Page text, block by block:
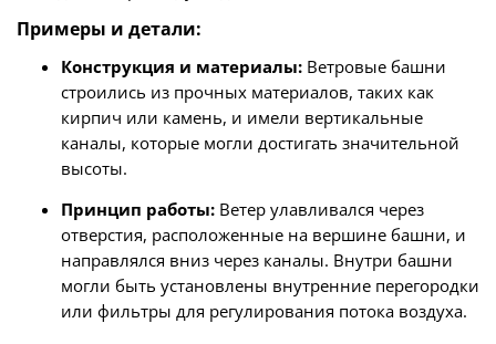
Примеры и детали:
Конструкция и материалы: Ветровые башни
строились из прочных материалов, таких как
кирпич или камень, и имели вертикальные
каналы, которые могли достигать значительной
высоты.
Принцип работы: Ветер улавливался через
отверстия, расположенные на вершине башни, и
направлялся вниз через каналы. Внутри башни
могли быть установлены внутренние перегородки
или фильтры для регулирования потока воздуха.